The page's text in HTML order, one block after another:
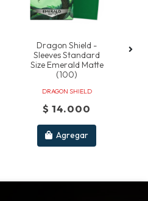
Dragon Shield -
Sleeves Standard
Size Emerald Matte
(100)
DRAGON SHIELD
$ 14.000
Agregar